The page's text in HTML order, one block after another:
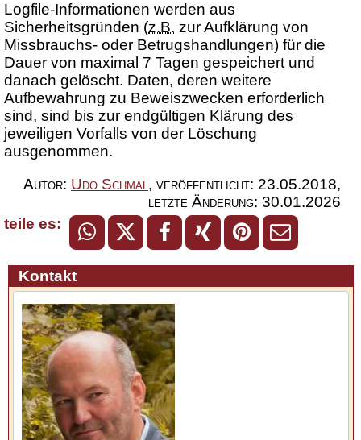
Logfile-Informationen werden aus
Sicherheitsgründen (z.B. zur Aufklärung von
Missbrauchs- oder Betrugshandlungen) für die
Dauer von maximal 7 Tagen gespeichert und
danach gelöscht. Daten, deren weitere
Aufbewahrung zu Beweiszwecken erforderlich
sind, sind bis zur endgültigen Klärung des
jeweiligen Vorfalls von der Löschung
ausgenommen.
Autor: Udo Schmal, veröffentlicht: 23.05.2018,
letzte Änderung: 30.01.2026
teile es:
Kontakt